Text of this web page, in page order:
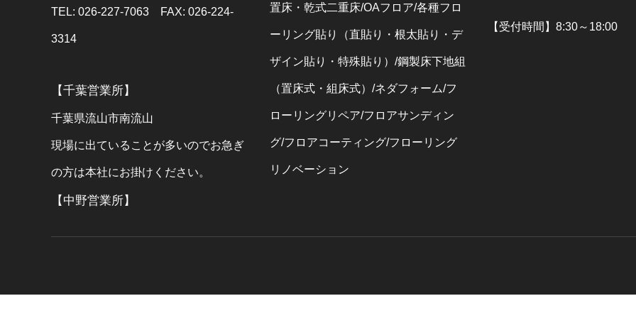
TEL: 026-227-7063 FAX: 026-224-
3314
【千葉営業所】
千葉県流山市南流山
現場に出ていることが多いのでお急ぎ
の方は本社にお掛けください。
【中野営業所】
置床・乾式二重床/OAフロア/各種フロ
ーリング貼り（直貼り・根太貼り・デ
ザイン貼り・特殊貼り）/鋼製床下地組
（置床式・組床式）/ネダフォーム/フ
ローリングリペア/フロアサンディン
グ/フロアコーティング/フローリング
リノベーション
【受付時間】8:30～18:00